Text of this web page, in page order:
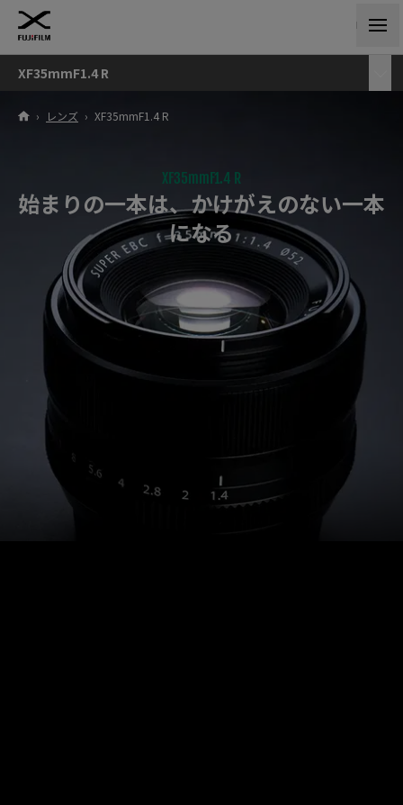
XF35mmF1.4 R
› レンズ › XF35mmF1.4 R
XF35mmF1.4 R
始まりの一本は、かけがえのない一本
になる